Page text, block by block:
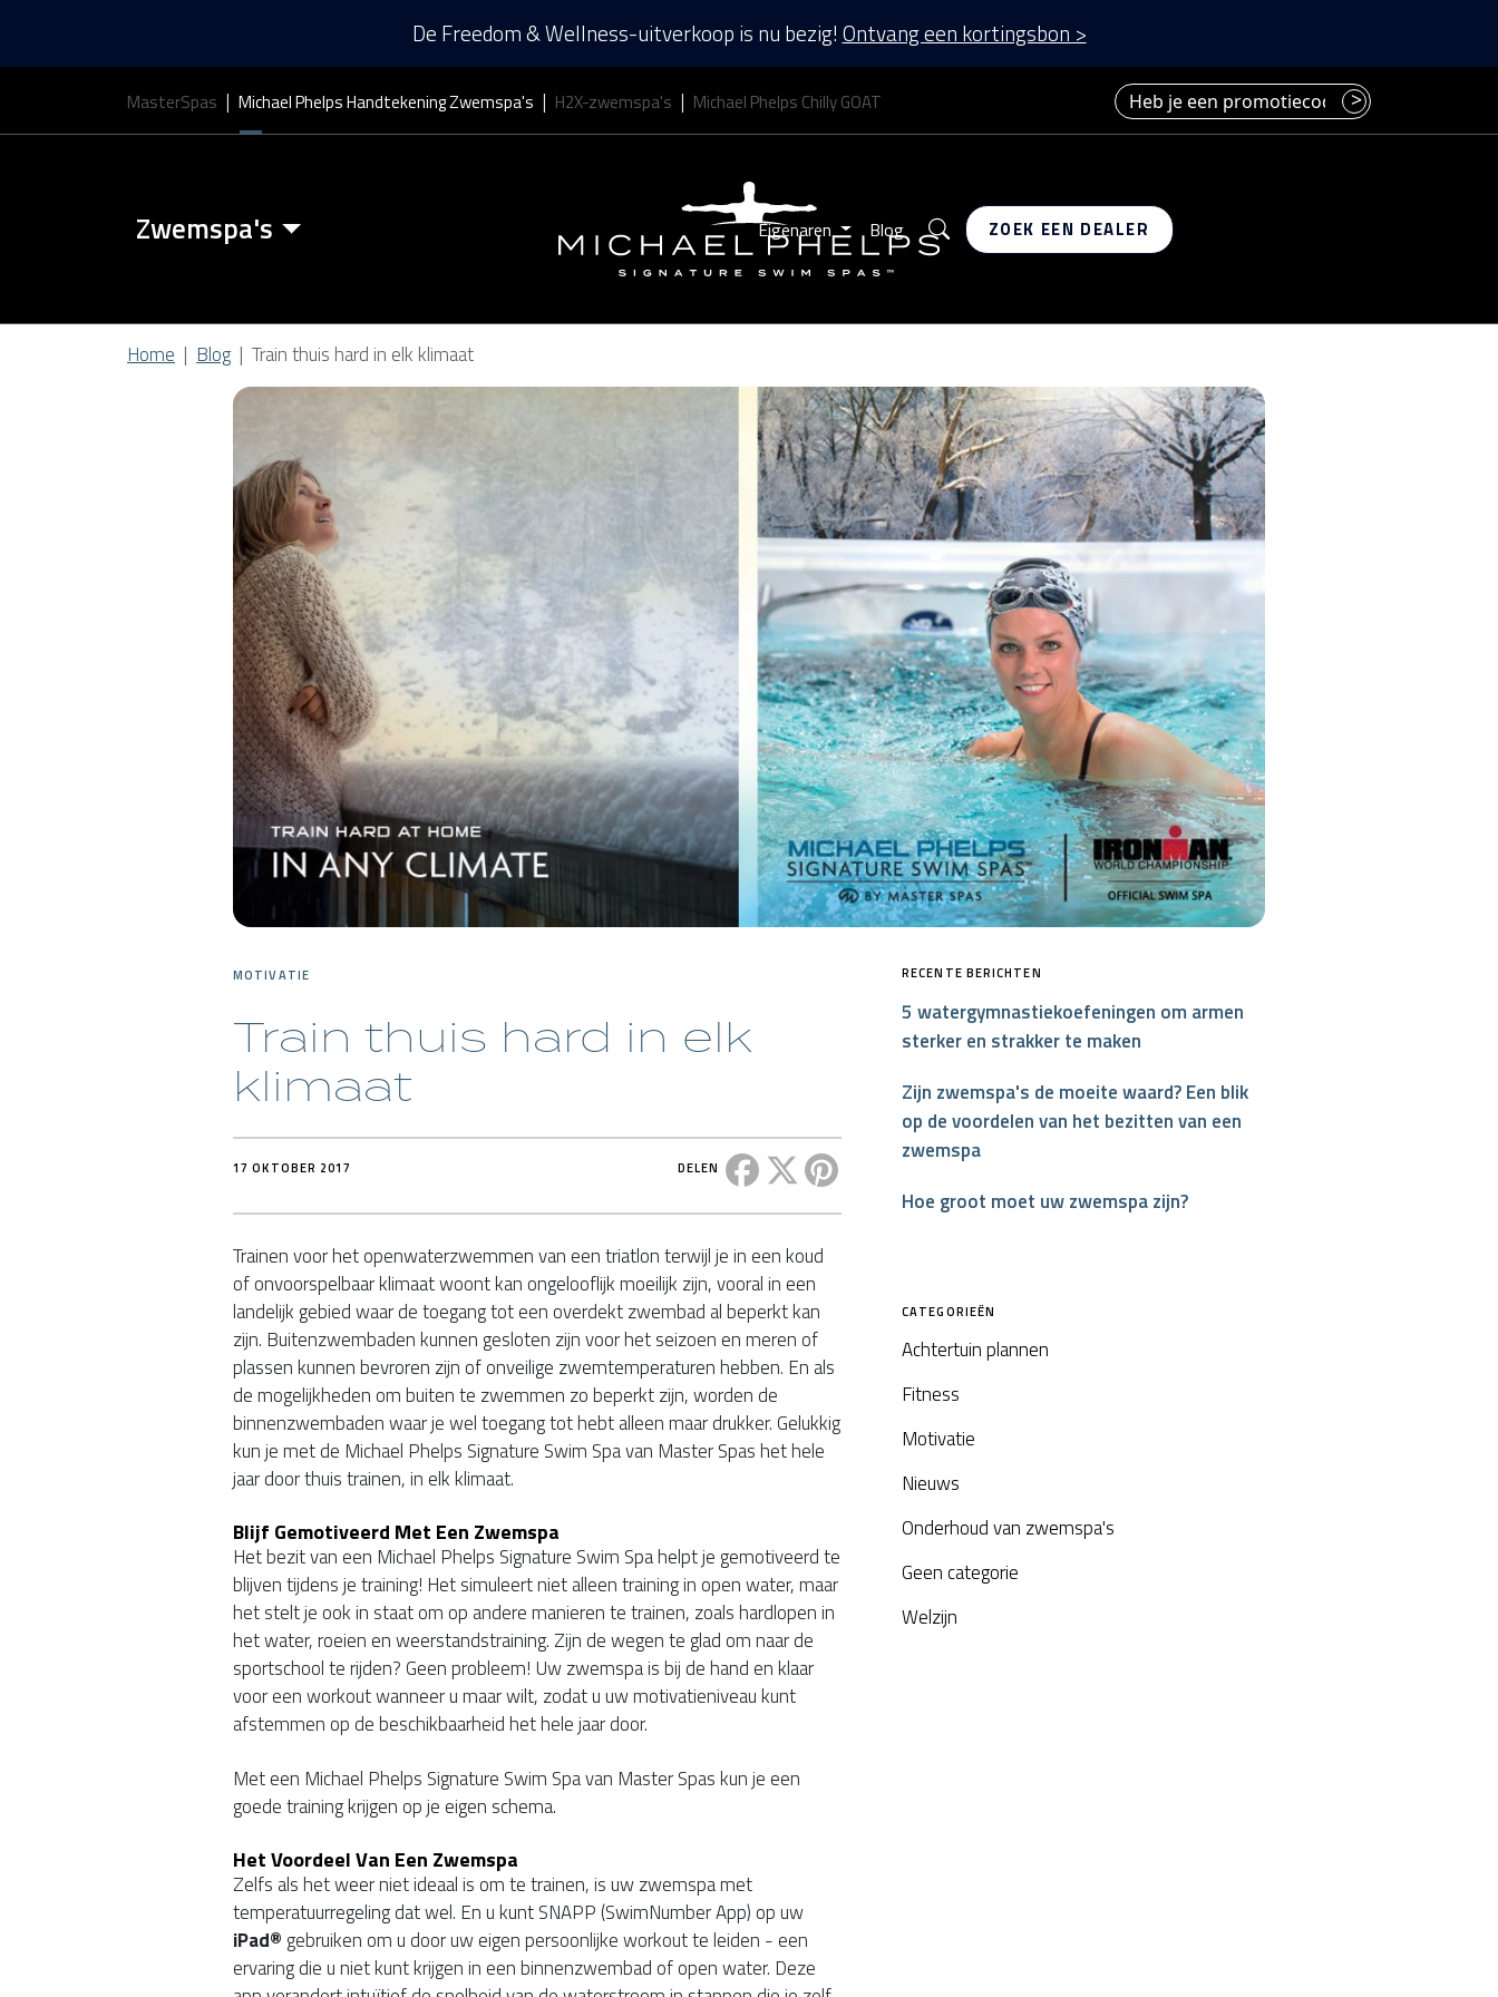
De Freedom & Wellness-uitverkoop is nu bezig! Ontvang een kortingsbon >
MasterSpas Michael Phelps Handtekening Zwemspa's H2X-zwemspa's Michael Phelps Chilly GOAT Heb je een promotiecode? Voer deze hier in.
>
Zwemspa's
Zwemspa Kenmerken
Zwem Spa Covers
MP HANDTEKENING PRO MP MOMENTUM DIEP
Eigenaren Blog Zoek op
ZOEK EEN DEALER
Home Blog Train thuis hard in elk klimaat
MOTIVATIE
Train thuis hard in elk
klimaat
17 OKTOBER 2017 DELEN Deel dit bericht op Facebook
Deel dit bericht op X
Deel dit bericht op Pinterest
Trainen voor het openwaterzwemmen van een triatlon terwijl je in een koud
of onvoorspelbaar klimaat woont kan ongelooflijk moeilijk zijn, vooral in een
landelijk gebied waar de toegang tot een overdekt zwembad al beperkt kan
zijn. Buitenzwembaden kunnen gesloten zijn voor het seizoen en meren of
plassen kunnen bevroren zijn of onveilige zwemtemperaturen hebben. En als
de mogelijkheden om buiten te zwemmen zo beperkt zijn, worden de
binnenzwembaden waar je wel toegang tot hebt alleen maar drukker. Gelukkig
kun je met de Michael Phelps Signature Swim Spa van Master Spas het hele
jaar door thuis trainen, in elk klimaat.
Blijf Gemotiveerd Met Een Zwemspa
Het bezit van een Michael Phelps Signature Swim Spa helpt je gemotiveerd te
blijven tijdens je training! Het simuleert niet alleen training in open water, maar
het stelt je ook in staat om op andere manieren te trainen, zoals hardlopen in
het water, roeien en weerstandstraining. Zijn de wegen te glad om naar de
sportschool te rijden? Geen probleem! Uw zwemspa is bij de hand en klaar
voor een workout wanneer u maar wilt, zodat u uw motivatieniveau kunt
afstemmen op de beschikbaarheid het hele jaar door.
Met een Michael Phelps Signature Swim Spa van Master Spas kun je een
goede training krijgen op je eigen schema.
Het Voordeel Van Een Zwemspa
Zelfs als het weer niet ideaal is om te trainen, is uw zwemspa met
temperatuurregeling dat wel. En u kunt SNAPP (SwimNumber App) op uw
iPad® gebruiken om u door uw eigen persoonlijke workout te leiden - een
ervaring die u niet kunt krijgen in een binnenzwembad of open water. Deze
RECENTE BERICHTEN
5 watergymnastiekoefeningen om armen
sterker en strakker te maken
Zijn zwemspa's de moeite waard? Een blik
op de voordelen van het bezitten van een
zwemspa
Hoe groot moet uw zwemspa zijn?
CATEGORIEËN
Achtertuin plannen
Fitness
Motivatie
Nieuws
Onderhoud van zwemspa's
Geen categorie
Welzijn